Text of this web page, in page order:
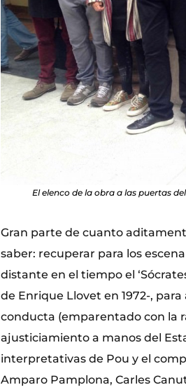
El elenco de la obra a las puertas
Gran parte de cuanto
saber: recuperar para los
distante en el tiempo el
de Enrique Llovet en 1972-,
conducta (emparentado con la
ajusticiamiento a manos del
interpretativas de Pou y el
Amparo Pamplona, Carles